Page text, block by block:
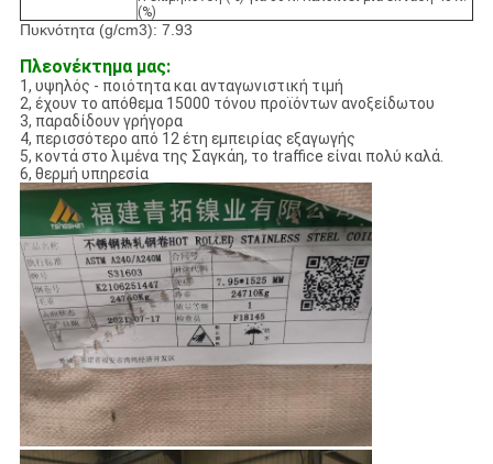
(%)
Πυκνότητα (g/cm3): 7.93
Πλεονέκτημα μας:
1, υψηλός - ποιότητα και ανταγωνιστική τιμή
2, έχουν το απόθεμα 15000 τόνου προϊόντων ανοξείδωτου
3, παραδίδουν γρήγορα
4, περισσότερο από 12 έτη εμπειρίας εξαγωγής
5, κοντά στο λιμένα της Σαγκάη, το traffice είναι πολύ καλά.
6, θερμή υπηρεσία